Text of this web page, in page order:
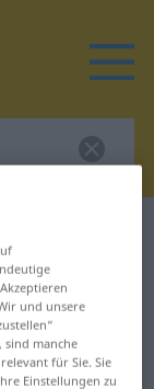
und unsere
sind manche
für Sie. Sie
Einstellungen zu